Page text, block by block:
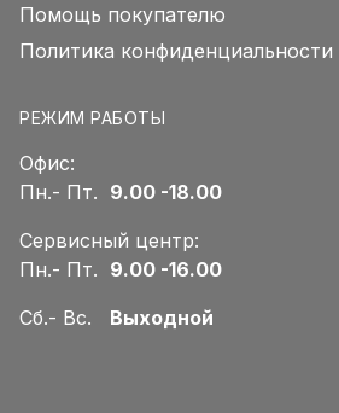
Помощь покупателю
Политика конфиденциальности
РЕЖИМ РАБОТЫ
Офис:
Пн.- Пт. 9.00 -18.00
Сервисный центр:
Пн.- Пт. 9.00 -16.00
Сб.- Вс. Выходной